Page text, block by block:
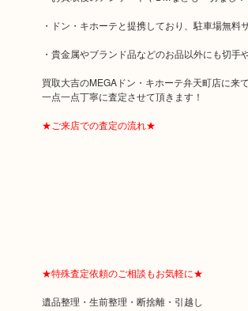
・ドン・キホーテと提携しており、駐車場無料
・貴金属やブランド品などのお品以外にも切手
買取大吉のMEGAドン・キホーテ弁天町店に来
一点一点丁寧に査定させて頂きます！
★ご来店での査定の流れ★
★特殊査定依頼のご相談もお気軽に★
遺品整理・生前整理・断捨離・引越し